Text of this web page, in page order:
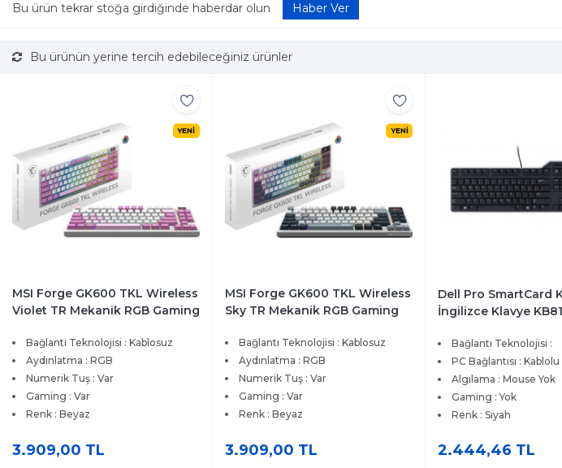
Bu ürün tekrar stoğa girdiğinde haberdar olun
Bu ürünün yerine tercih edebileceğiniz ürünler
YENİ
MSI Forge GK600 TKL Wireless
Violet TR Mekanik RGB Gaming
Bağlantı Teknolojisi : Kablosuz
Aydınlatma : RGB
Numerik Tuş : Var
Gaming : Var
Renk : Beyaz
3.909,00 TL
YENİ
MSI Forge GK600 TKL Wireless
Sky TR Mekanik RGB Gaming
Bağlantı Teknolojisi : Kablosuz
Aydınlatma : RGB
Numerik Tuş : Var
Gaming : Var
Renk : Beyaz
3.909,00 TL
Dell Pro SmartCard
İngilizce Klavye
Bağlantı Teknolojisi :
PC Bağlantısı : Kablolu
Algılama : Mouse Yok
Gaming : Yok
Renk : Siyah
2.444,46 TL